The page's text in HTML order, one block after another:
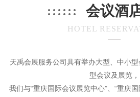
会议酒
HOTEL
天禹会展服务公司具有举办大型、中小
型会议及展览，
我们与“重庆国际会议展览中心”、“重庆